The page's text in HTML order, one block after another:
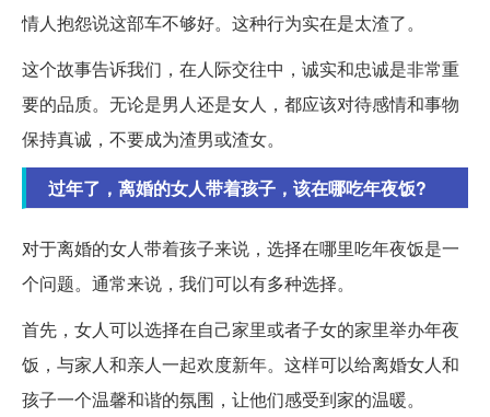
情人抱怨说这部车不够好。这种行为实在是太渣了。
这个故事告诉我们，在人际交往中，诚实和忠诚是非常重
要的品质。无论是男人还是女人，都应该对待感情和事物
保持真诚，不要成为渣男或渣女。
过年了，离婚的女人带着孩子，该在哪吃年夜饭?
对于离婚的女人带着孩子来说，选择在哪里吃年夜饭是一
个问题。通常来说，我们可以有多种选择。
首先，女人可以选择在自己家里或者子女的家里举办年夜
饭，与家人和亲人一起欢度新年。这样可以给离婚女人和
孩子一个温馨和谐的氛围，让他们感受到家的温暖。